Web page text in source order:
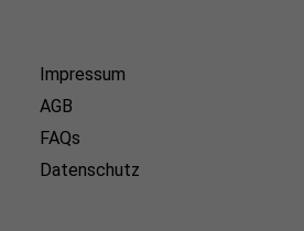
Impressum
AGB
FAQs
Datenschutz